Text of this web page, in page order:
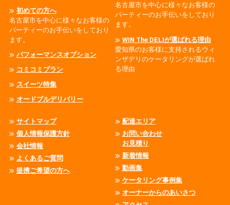
初めての方へ
名古屋市を中心に様々なお客様の
パーティーのお手伝いをしており
ます。
パフォーマンスオプション
コミコミプラン
スイーツ特集
オードブルデリバリー
名古屋市を中心に様々なお客様の
パーティーのお手伝いをしており
ます。
WIN The DELIが選ばれる理由
愛知県のお客様に支持されるウィ
ンザデリのケータリングが選ばれ
る理由
サイトマップ
個人情報保護方針
会社情報
よくあるご質問
提携ご希望の方へ
配達エリア
お問い合わせ
お見積り
新着情報
動画集
ケータリング事例集
オーナーからのあいさつ